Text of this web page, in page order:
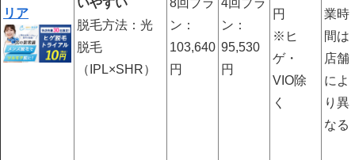
リア
脱毛方法：光
脱毛
（IPL×SHR）
ン：
103,640
円
ン：
95,530
円
円
※ヒ
ゲ・
VIO除
く
業時
間は
店舗
によ
り異
なる